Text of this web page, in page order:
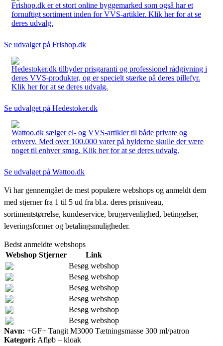
Frishop.dk er et stort online byggemarked som også har et
fornuftigt sortiment inden for VVS-artikler. Klik her for at se
deres udvalg.
Se udvalget på Frishop.dk
Hedestoker.dk tilbyder prisgaranti og professionel rådgivning i
deres VVS-produkter, og er specielt stærke på deres pillefyr.
Klik her for at se deres udvalg.
Se udvalget på Hedestoker.dk
Wattoo.dk sælger el- og VVS-artikler til både private og
erhverv. Med over 100.000 varer på hylderne skulle der være
noget til enhver smag. Klik her for at se deres udvalg.
Se udvalget på Wattoo.dk
Vi har gennemgået de mest populære webshops og anmeldt dem
med stjerner fra 1 til 5 ud fra bl.a. deres prisniveau,
sortimentstørrelse, kundeservice, brugervenlighed, betingelser,
leveringsformer og betalingsmuligheder.
Bedst anmeldte webshops
Webshop Stjerner
Link
Besøg webshop
Besøg webshop
Besøg webshop
Besøg webshop
Besøg webshop
Besøg webshop
Navn: +GF+ Tangit M3000 Tætningsmasse 300 ml/patron
Kategori: Afløb – kloak